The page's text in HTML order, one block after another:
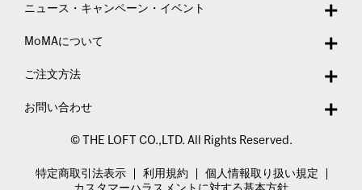
ニュース・キャンペーン・イベント
MoMAについて
ご注文方法
お問い合わせ
© THE LOFT CO.,LTD. All Rights Reserved.
特定商取引法表示 利用規約
個人情報取り扱い規定